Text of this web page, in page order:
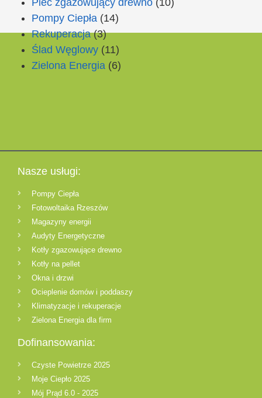
Pompy Ciepła (14)
Rekuperacja(3)
Ślad Węglowy (11)
Zielona Energia (6)
Nasze usługi:
Pompy Ciepła
Fotowoltaika Rzeszów
Magazyny energii
Audyty Energetyczne
Kotły zgazowujące drewno
Kotły na pellet
Okna i drzwi
Ocieplenie domów i poddaszy
Klimatyzacje i rekuperacje
Zielona Energia dla firm
Dofinansowania:
Czyste Powietrze 2025
Moje Ciepło 2025
Mój Prąd 6.0 - 2025